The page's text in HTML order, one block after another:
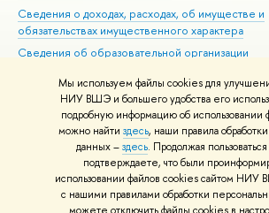
Мы используем файлы cookies для
НИУ ВШЭ и большего удобства его
подробную информацию об использовании
можно найти здесь, наши правила
данных –здесь. Продолжая
подтверждаете, что были
использовании файлов cookies сайтом НИУ
с нашими правилами обработки
Сведения о доходах, расходах, об имуществе и
обязательствах имущественного характера
Сведения об образовательной организации
Людям с ограниченными возможностями
Единая платежная страница
Работа в Вышке
© НИУ ВШЭ 1993–2026 Адреса и контакты
материалов Политика конфиденциальности